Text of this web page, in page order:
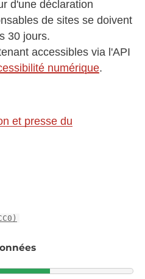
d'une déclaration
de sites se doivent
30 jours.
accessibles via l'API
numérique.
et presse du